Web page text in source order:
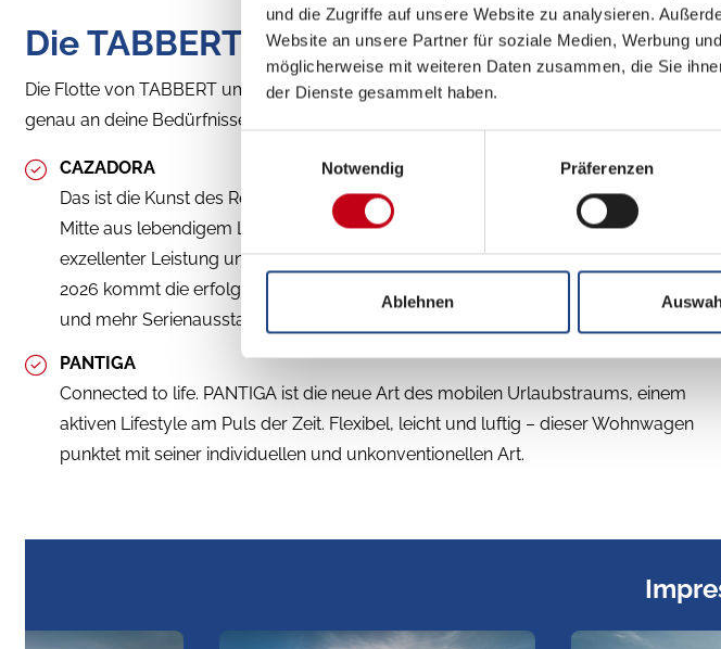
und die Zugriffe auf unsere Website zu analysieren.
Website an unsere Partner für soziale Medien, Werbung
möglicherweise mit weiteren Daten zusammen, die Sie
der Dienste gesammelt haben.
Notwendig
Präferenzen
Ablehnen
Die TABBERT Flotte im Überblick
Die Flotte von TABBERT umfasst insgesamt drei Baureihen, die jeweils
genau an deine Bedürfnisse anpassbar sind.
CAZADORA
Das ist die Kunst des Reisens in Perfektion. Dieses Baureihe bildet die goldene
Mitte aus lebendigem Luxus und innovativer Eleganz. CAZADORA überzeugt mit
exzellenter Leistung und persönlichem TABBERT Lebensgefühl. Im Modelljahr
2026 kommt die erfolgreiche Baureihe mit vier neuen Grundrissen auf den Markt
und mehr Serienausstattung auf den Markt.
PANTIGA
Connected to life. PANTIGA ist die neue Art des mobilen Urlaubstraums, einem
aktiven Lifestyle am Puls der Zeit. Flexibel, leicht und luftig – dieser Wohnwagen
punktet mit seiner individuellen und unkonventionellen Art.